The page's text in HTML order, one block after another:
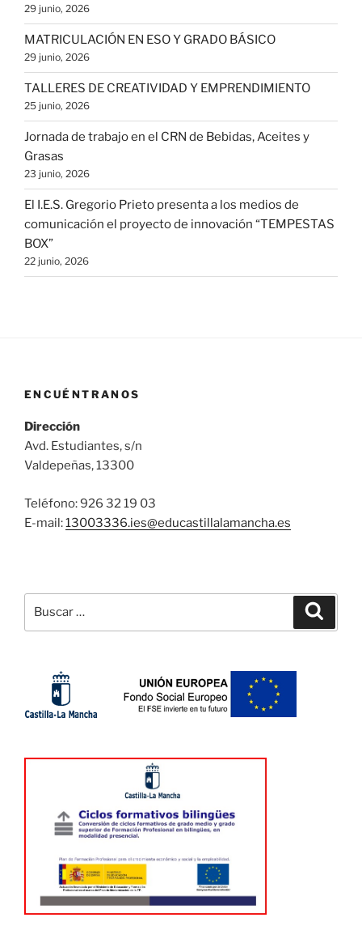
29 junio, 2026
MATRICULACIÓN EN ESO Y GRADO BÁSICO
29 junio, 2026
TALLERES DE CREATIVIDAD Y EMPRENDIMIENTO
25 junio, 2026
Jornada de trabajo en el CRN de Bebidas, Aceites y
Grasas
23 junio, 2026
El I.E.S. Gregorio Prieto presenta a los medios de
comunicación el proyecto de innovación “TEMPESTAS
BOX”
22 junio, 2026
ENCUÉNTRANOS
Dirección
Avd. Estudiantes, s/n
Valdepeñas, 13300
Teléfono: 926 32 19 03
E-mail:13003336.ies@educastillalamancha.es
por: